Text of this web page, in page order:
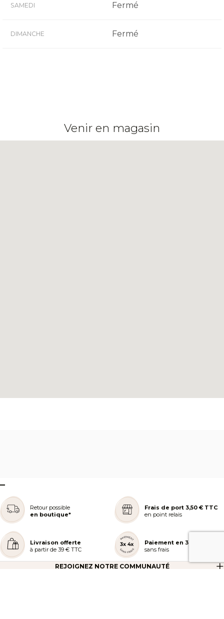
SAMEDI Fermé
DIMANCHE Fermé
Venir en magasin
–
Retour possible
en boutique*
Frais de port 3,50 € TTC
en point relais
Livraison offerte
à partir de 39 € TTC
Paiement en 3 ou 4x
sans frais
REJOIGNEZ NOTRE COMMUNAUTÉ